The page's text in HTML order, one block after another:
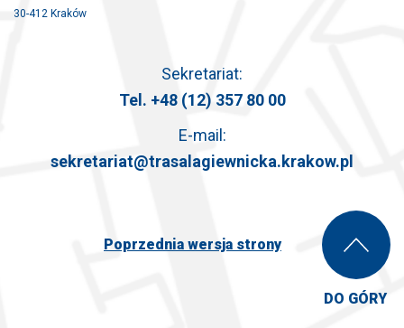
30-412 Kraków
Sekretariat:
Tel. +48 (12) 357 80 00
E-mail:
sekretariat@trasalagiewnicka.krakow.pl
Poprzednia wersja strony
DO GÓRY